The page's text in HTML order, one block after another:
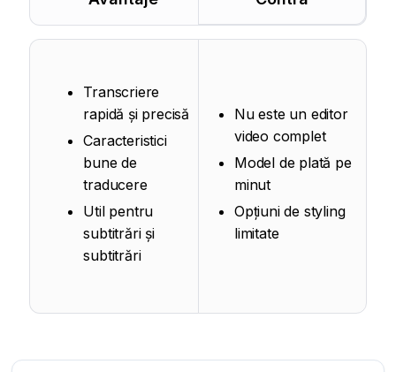
Transcriere
rapidă și precisă
Caracteristici
bune de
traducere
Util pentru
subtitrări și
subtitrări
Nu este un editor
video complet
Model de plată pe
minut
Opțiuni de styling
limitate